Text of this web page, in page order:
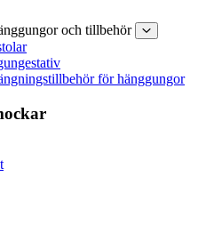
och tillbehör
för hänggungor